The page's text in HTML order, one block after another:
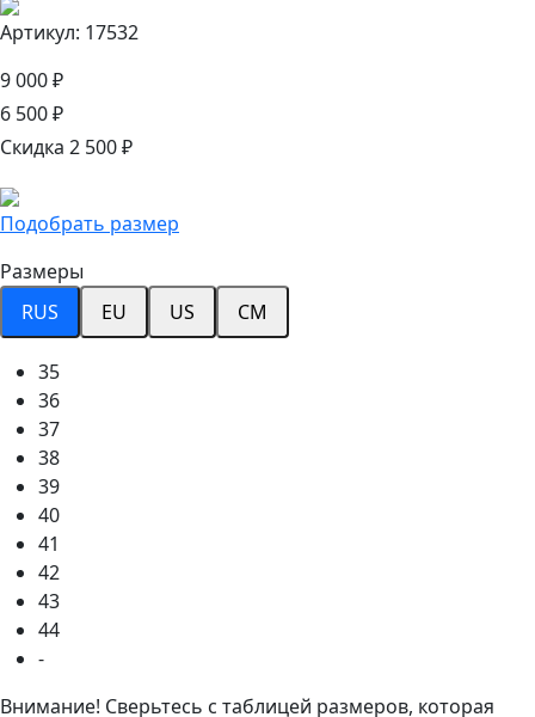
Артикул: 17532
9 000 ₽
6 500 ₽
Скидка 2 500 ₽
Подобрать размер
Размеры
RUS
EU US CM
35
36
37
38
39
40
41
42
43
44
-
Внимание! Сверьтесь с таблицей размеров, которая